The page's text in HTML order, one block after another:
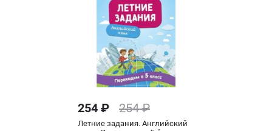
254 ₽ 254 ₽
Летние задания. Английский